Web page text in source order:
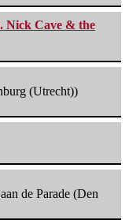
Nick Cave & the
(Utrecht))
de Parade (Den